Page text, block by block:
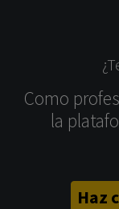
Como
la
Haz